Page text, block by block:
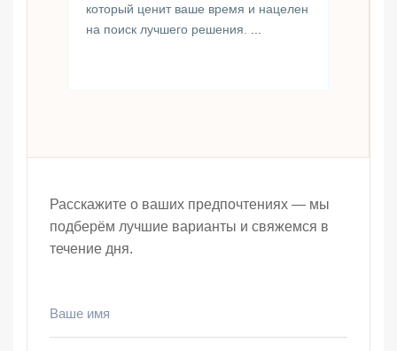
который ценит ваше время и нацелен
на поиск лучшего решения.
Расскажите о ваших предпочтениях — мы
подберём лучшие варианты и свяжемся в
течение дня.